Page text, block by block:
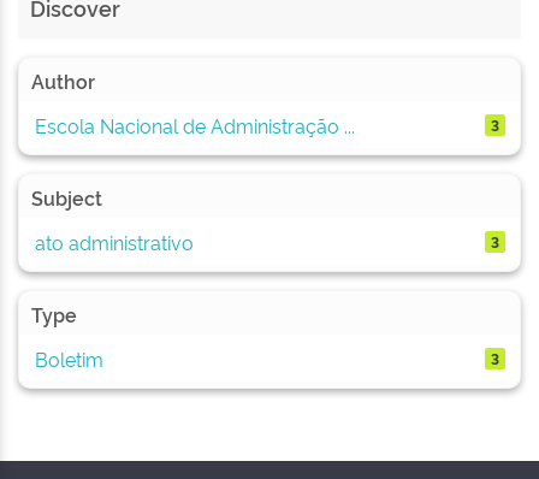
Discover
Author
Escola Nacional de Administração ...
3
Subject
ato administrativo
3
Type
Boletim
3